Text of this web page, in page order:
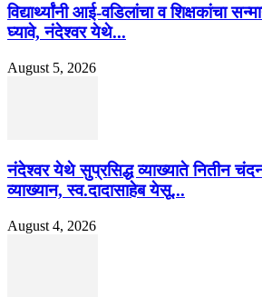
विद्यार्थ्यांनी आई-वडिलांचा व शिक्षकांचा
घ्यावे, नंदेश्वर येथे...
August 5, 2026
नंदेश्वर येथे सुप्रसिद्ध व्याख्याते नितीन
व्याख्यान, स्व.दादासाहेब येसू...
August 4, 2026